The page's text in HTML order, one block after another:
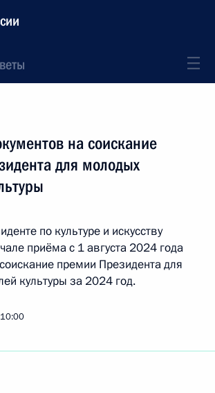
на соискание
для молодых
по культуре и искусству
приёма с 1 августа 2024 года
премии Президента для
культуры за 2024 год.
10:00